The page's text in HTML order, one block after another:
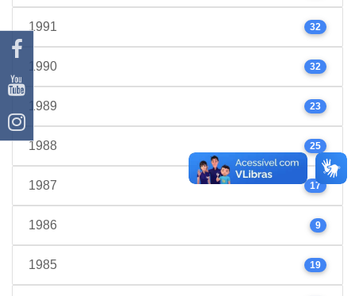
1991 32
1990 32
1989 23
1988 25
1987 17
1986 9
1985 19